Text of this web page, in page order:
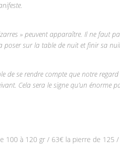
» peuvent apparaître. Il ne faut
poser sur la table de nuit et finir sa
de se rendre compte que notre
Cela sera le signe qu’un énorme
100 à 120 gr / 63€ la pierre de 125